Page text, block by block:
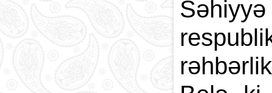
Səhiyyə